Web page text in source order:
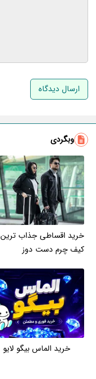
نام و نام خانوادگی
وبگردی
خرید اقساطی جذاب ترین
کیف چرم دست دوز
خرید الماس بیگو لایو